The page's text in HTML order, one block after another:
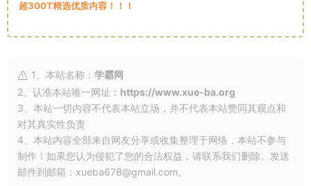
超300T精选优质内容！！！
1、本站名称： 学霸网
2、认准本站唯一网址： https://www.xue-ba.org
3、本站一切内容不代表本站立场，并不代表本站赞同其观点和
对其真实性负责
4、本站内容全部来自网友分享或收集整理于网络，本站不参与
制作！如果您认为侵犯了您的合法权益，请联系我们删除。发送
邮件到邮箱：xueba678@gmail.com。